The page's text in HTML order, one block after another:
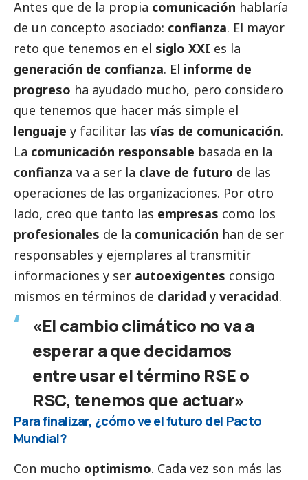
Antes que de la propia comunicación hablaría
de un concepto asociado: confianza. El mayor
reto que tenemos en el siglo XXI es la
generación de confianza. El informe de
progreso ha ayudado mucho, pero considero
que tenemos que hacer más simple el
lenguaje y facilitar las vías de comunicación.
La comunicación responsable basada en la
confianza va a ser la clave de futuro de las
operaciones de las organizaciones. Por otro
lado, creo que tanto las empresas como los
profesionales de la comunicación han de ser
responsables y ejemplares al transmitir
informaciones y ser autoexigentes consigo
mismos en términos de claridad y veracidad.
«El cambio climático no va a
esperar a que decidamos
entre usar el término RSE o
RSC, tenemos que actuar»
Para finalizar, ¿cómo ve el futuro del Pacto
Mundial?
Con mucho optimismo. Cada vez son más las